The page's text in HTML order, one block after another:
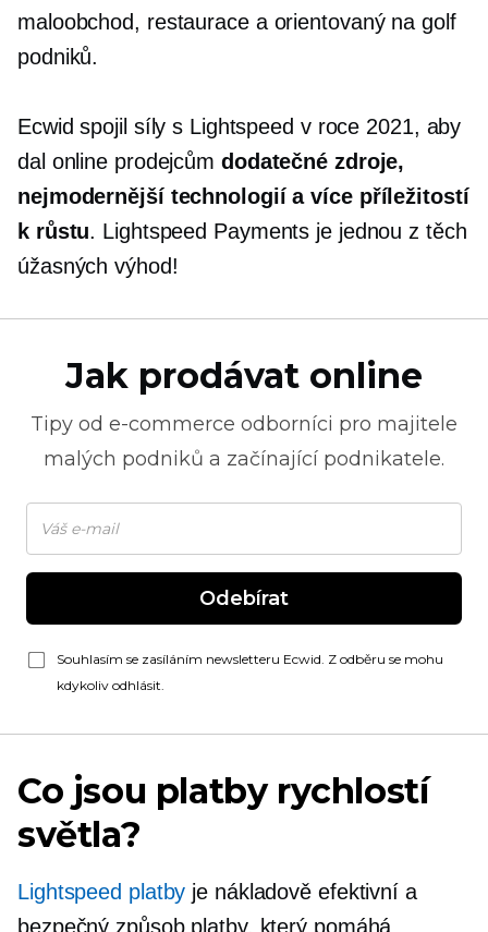
maloobchod, restaurace a orientovaný na golf
podniků.
Ecwid spojil síly s Lightspeed v roce 2021, aby
dal online prodejcům dodatečné zdroje,
nejmodernějšítechnologií a více příležitostí
k růstu. Lightspeed Payments je jednou z těch
úžasných výhod!
Jak prodávat online
Tipy od e-commerce odborníci pro majitele
malých podniků a začínající podnikatele.
Odebírat
Souhlasím se zasíláním newsletteru Ecwid. Z odběru se mohu
kdykoliv odhlásit.
Co jsou platby rychlostí
světla?
Lightspeed platby je nákladově efektivní a
bezpečný způsob platby, který pomáhá